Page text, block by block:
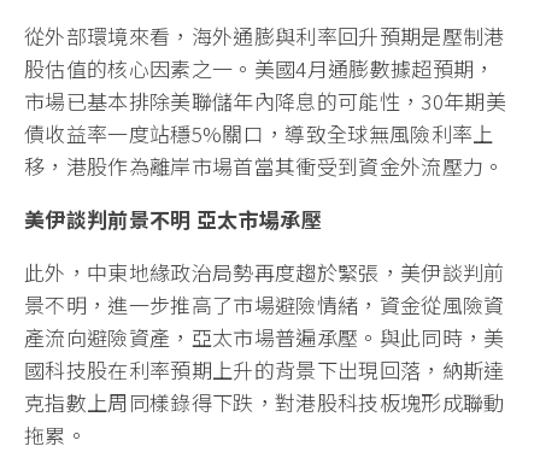
從外部環境來看，海外通膨與利率回升預期是壓制港
股估值的核心因素之一。美國4月通膨數據超預期，
市場已基本排除美聯儲年內降息的可能性，30年期美
債收益率一度站穩5%關口，導致全球無風險利率上
移，港股作為離岸市場首當其衝受到資金外流壓力。
美伊談判前景不明 亞太市場承壓
此外，中東地緣政治局勢再度趨於緊張，美伊談判前
景不明，進一步推高了市場避險情緒，資金從風險資
產流向避險資產，亞太市場普遍承壓。與此同時，美
國科技股在利率預期上升的背景下出現回落，納斯達
克指數上周同樣錄得下跌，對港股科技板塊形成聯動
拖累。